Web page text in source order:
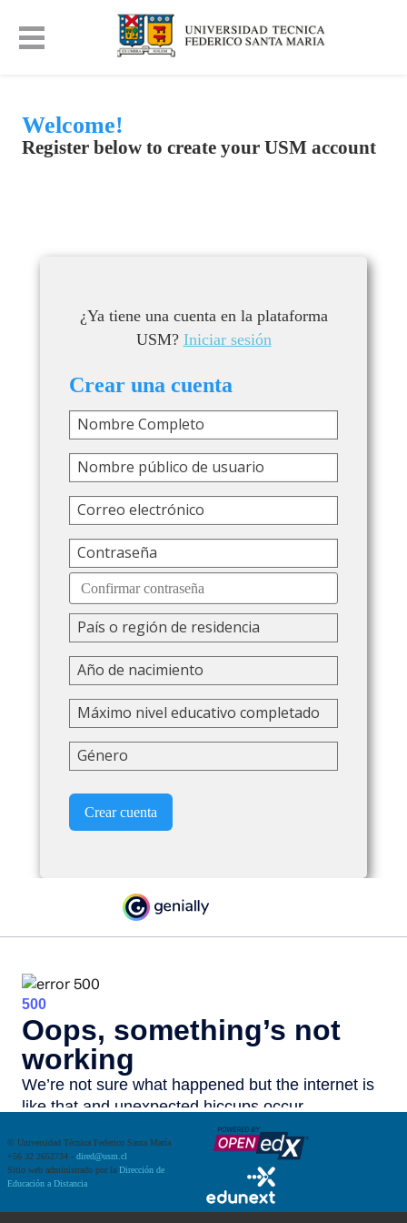
Welcome!
Register below to create your USM account
¿Ya tiene una cuenta en la plataforma
USM? Iniciar sesión
Crear una cuenta
Nombre Completo
Nombre público de usuario
Correo electrónico
Contraseña
País o región de residencia
Año de nacimiento
Máximo nivel educativo completado
Género
Crear cuenta
© Universidad Técnica Federico Santa María
+56 32 2652734 - dired@usm.cl
Sitio web administrado por la Dirección de
Educación a Distancia